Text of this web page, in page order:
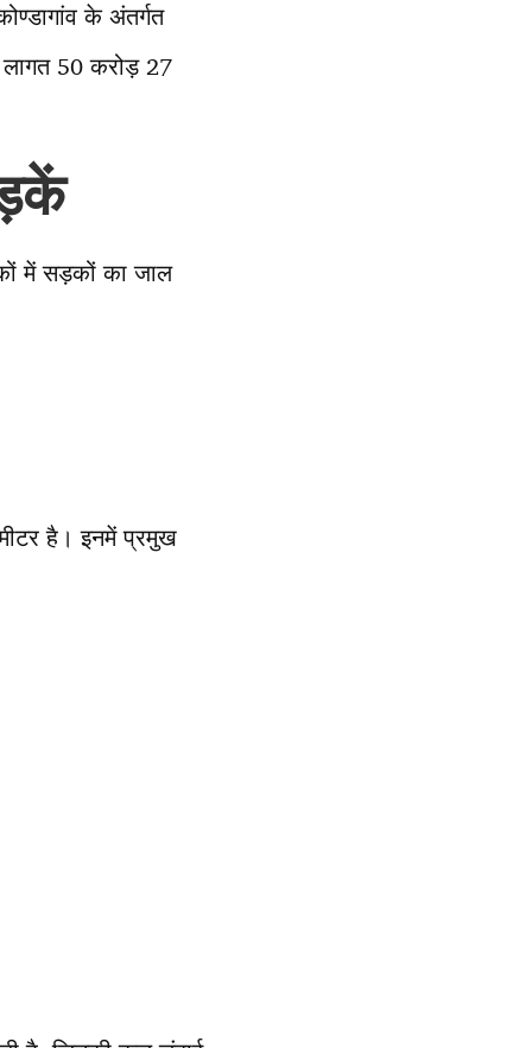
के अंतर्गत
50 करोड़ 27
में सड़कों का जाल
है। इनमें प्रमुख